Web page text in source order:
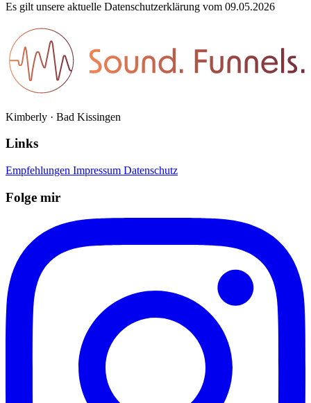
Es gilt unsere aktuelle Datenschutzerklärung vom 09.05.2026
Kimberly · Bad Kissingen
Links
Empfehlungen Impressum Datenschutz
Folge mir